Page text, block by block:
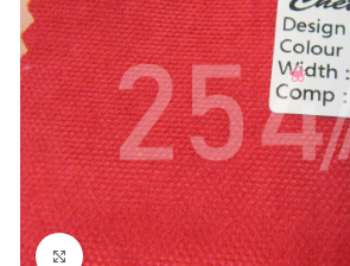
Нажмите, чтобы увеличить